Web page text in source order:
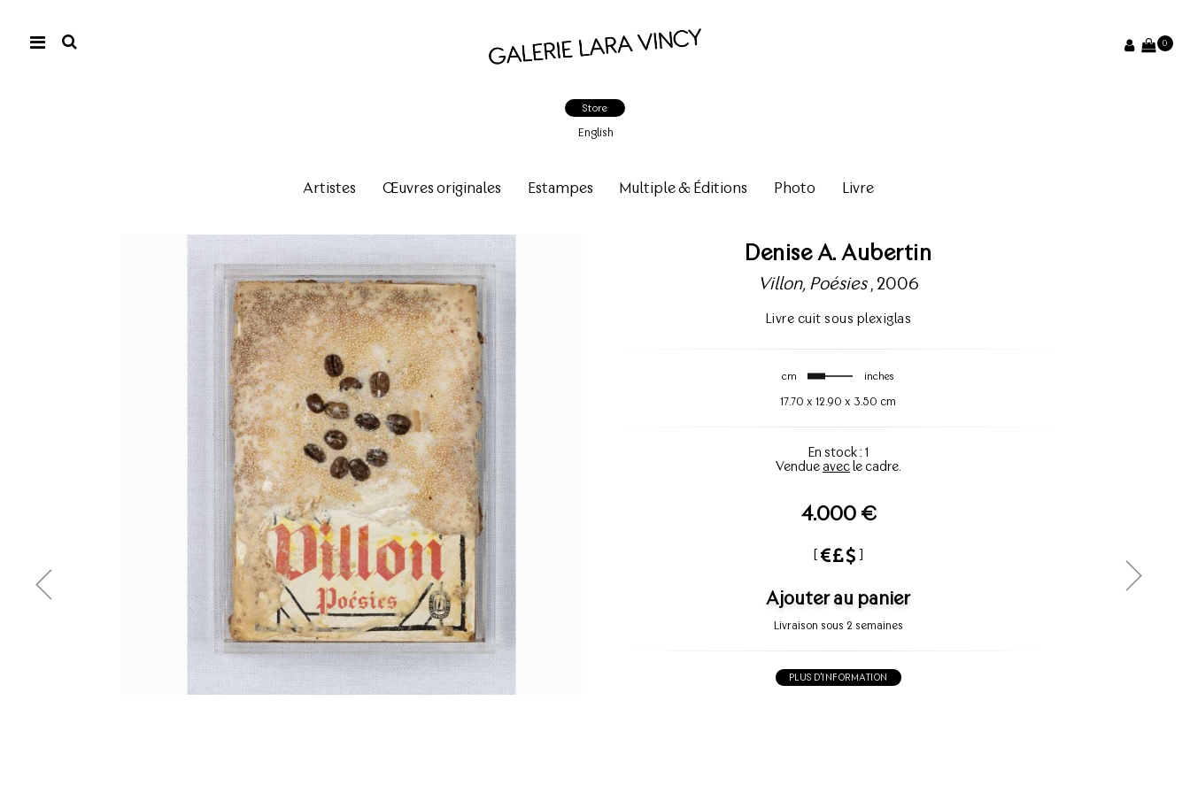
0
Store
English
Artistes Œuvres originales Estampes Multiple & Éditions Photo Livre
Denise A. Aubertin
Villon, Poésies, 2006
Livre cuit sous plexiglas
cm inches
17.70 x12.90 x3.50 cm
En stock : 1
Vendueavecle cadre.
4.000 €
[ ]
Ajouter au panier
Livraison sous 2 semaines
PLUS D'INFORMATION